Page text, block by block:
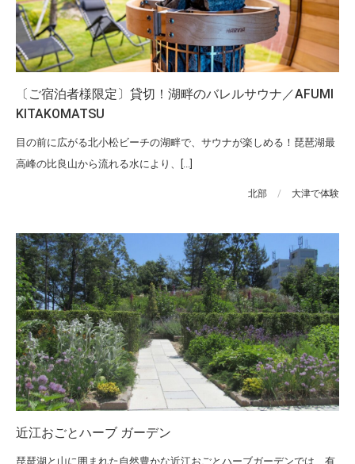
〔ご宿泊者様限定〕貸切！湖畔のバレルサウナ／AFUMI
KITAKOMATSU
目の前に広がる北小松ビーチの湖畔で、サウナが楽しめる！琵琶湖最
高峰の比良山から流れる水により、[...]
北部 / 大津で体験
近江おごとハーブ ガーデン
琵琶湖と山に囲まれた自然豊かな近江おごとハーブガーデンでは、有